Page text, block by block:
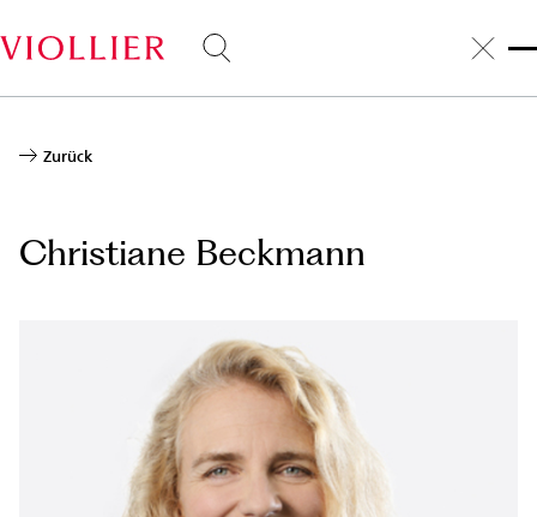
zum
Inhalt
Zurück
Christiane Beckmann